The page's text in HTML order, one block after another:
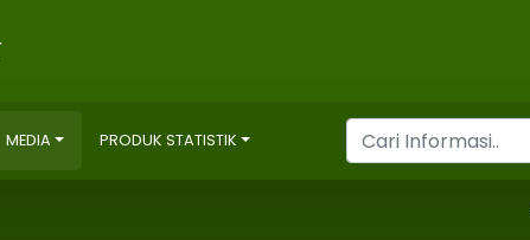
MEDIA PRODUK STATISTIK